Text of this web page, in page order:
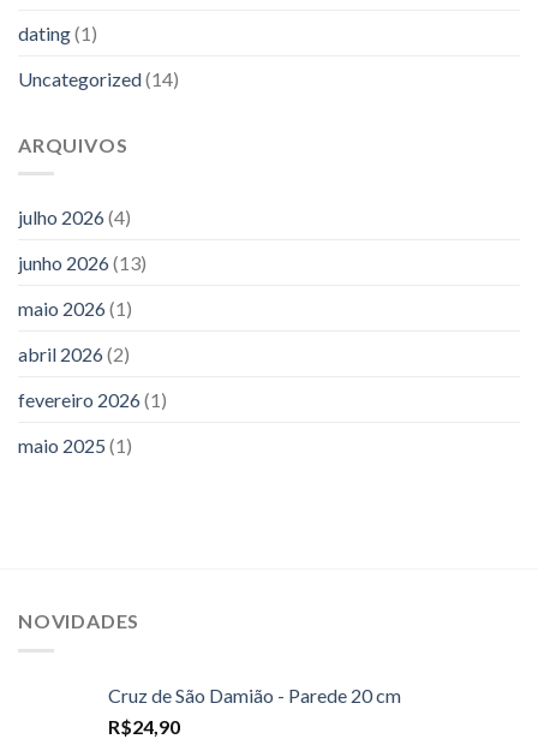
dating(1)
Uncategorized(14)
ARQUIVOS
julho 2026(4)
junho 2026(13)
maio 2026(1)
abril 2026(2)
fevereiro 2026(1)
maio 2025 (1)
NOVIDADES
Cruz de São Damião - Parede 20 cm
R$24,90